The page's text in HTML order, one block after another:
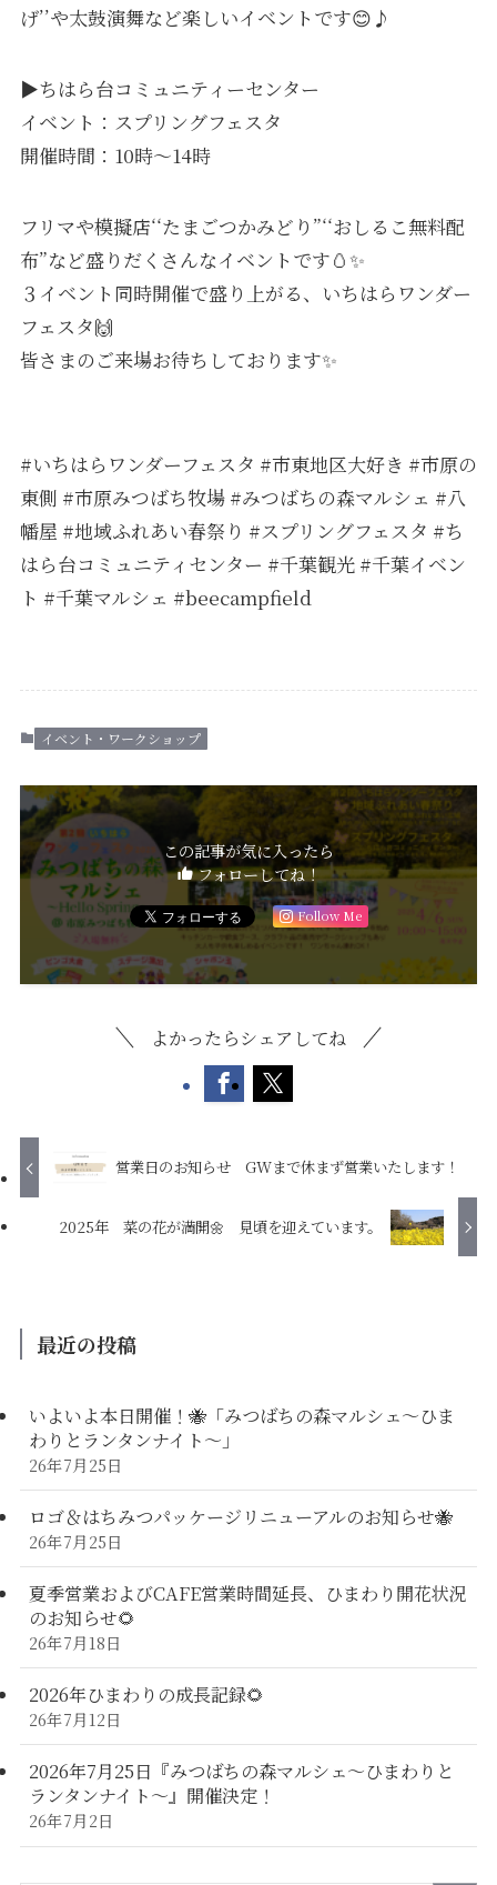
げ’’や太鼓演舞など楽しいイベントです😊♪
▶ちはら台コミュニティーセンター
イベント：スプリングフェスタ
開催時間：10時～14時
フリマや模擬店‘‘たまごつかみどり”‘‘おしるこ無料配
布”など盛りだくさんなイベントです🥚✨
３イベント同時開催で盛り上がる、いちはらワンダー
フェスタ🙌
皆さまのご来場お待ちしております✨
#いちはらワンダーフェスタ #市東地区大好き #市原の
東側 #市原みつばち牧場 #みつばちの森マルシェ #八
幡屋 #地域ふれあい春祭り #スプリングフェスタ #ち
はら台コミュニティセンター #千葉観光 #千葉イベン
ト #千葉マルシェ #beecampfield
イベント・ワークショップ
この記事が気に入ったら
フォローしてね！
Follow Me
よかったらシェアしてね
営業日のお知らせ GWまで休まず営業いたします！
2025年 菜の花が満開🌼 見頃を迎えています。
最近の投稿
いよいよ本日開催！🐝「みつばちの森マルシェ〜ひま
わりとランタンナイト〜」
26年7月25日
ロゴ＆はちみつパッケージリニューアルのお知らせ🐝
26年7月25日
夏季営業およびCAFE営業時間延長、ひまわり開花状況
のお知らせ🌻
26年7月18日
2026年ひまわりの成長記録🌻
26年7月12日
2026年7月25日『みつばちの森マルシェ～ひまわりと
ランタンナイト～』開催決定！
26年7月2日